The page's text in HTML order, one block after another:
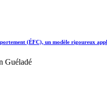
(ÉFC), un modèle rigoureux
Guéladé